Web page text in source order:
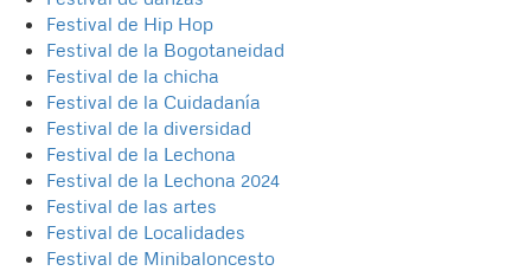
Festival de Hip Hop
Festival de la Bogotaneidad
Festival de la chicha
Festival de la Cuidadanía
Festival de la diversidad
Festival de la Lechona
Festival de la Lechona 2024
Festival de las artes
Festival de Localidades
Festival de Minibaloncesto